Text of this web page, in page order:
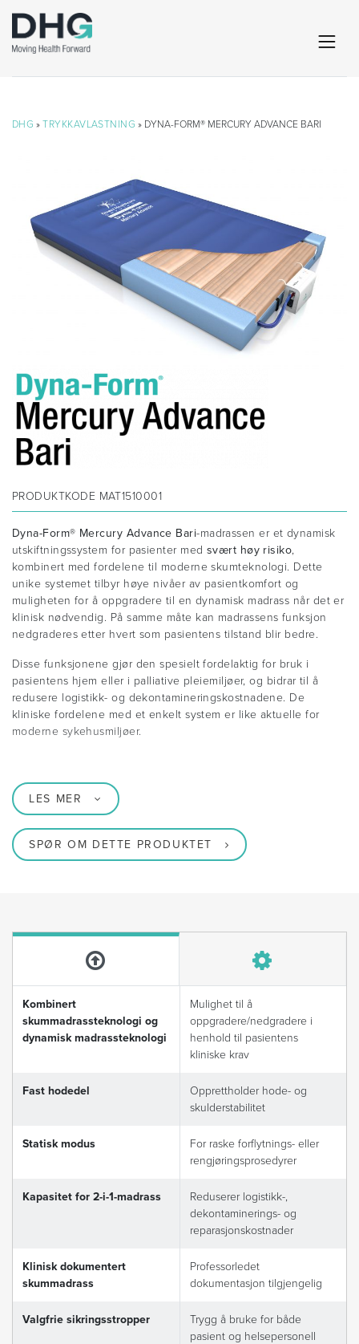
DHG »TRYKKAVLASTNING » DYNA-FORM® MERCURY ADVANCE BARI
PRODUKTKODE MAT1510001
Dyna-Form® Mercury Advance Bari-madrassen er et dynamisk
utskiftningssystem for pasienter med svært høy risiko,
kombinert med fordelene til moderne skumteknologi. Dette
unike systemet tilbyr høye nivåer av pasientkomfort og
muligheten for å oppgradere til en dynamisk madrass når det er
klinisk nødvendig. På samme måte kan madrassens funksjon
nedgraderes etter hvert som pasientens tilstand blir bedre.
Disse funksjonene gjør den spesielt fordelaktig for bruk i
pasientens hjem eller i palliative pleiemiljøer, og bidrar til å
redusere logistikk- og dekontamineringskostnadene. De
kliniske fordelene med et enkelt system er like aktuelle for
moderne sykehusmiljøer.
LES MER
SPØR OM DETTE PRODUKTET
Kombinert
skummadrassteknologi og
dynamisk madrassteknologi
Mulighet til å
oppgradere/nedgradere i
henhold til pasientens
kliniske krav
Fast hodedel
Opprettholder hode- og
skulderstabilitet
Statisk modus
For raske forflytnings- eller
rengjøringsprosedyrer
Kapasitet for 2-i-1-madrass
Reduserer logistikk-,
dekontaminerings- og
reparasjonskostnader
Klinisk dokumentert
skummadrass
Professorledet
dokumentasjon tilgjengelig
Valgfrie sikringsstropper
Trygg å bruke for både
pasient og helsepersonell